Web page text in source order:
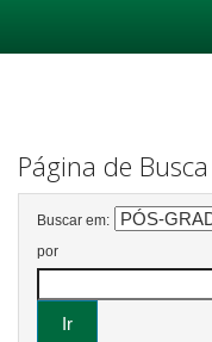
Página de Busca
Buscar em:
por